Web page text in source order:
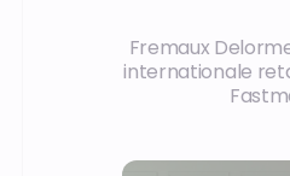
Fremaux
internationale